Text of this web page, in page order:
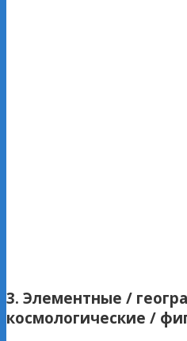
3. Элементные /
космологические /